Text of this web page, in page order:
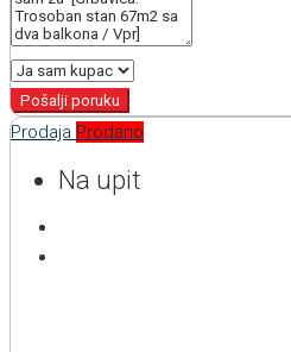
Pošalji poruku
Prodaja Prodano
Na upit